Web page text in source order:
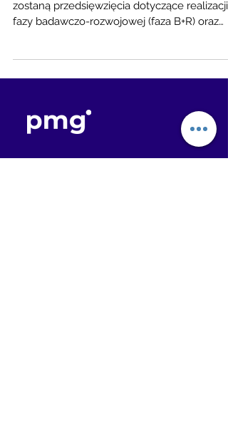
zostaną przedsięwzięcia dotyczące realizacji
fazy badawczo-rozwojowej (faza B+R) oraz